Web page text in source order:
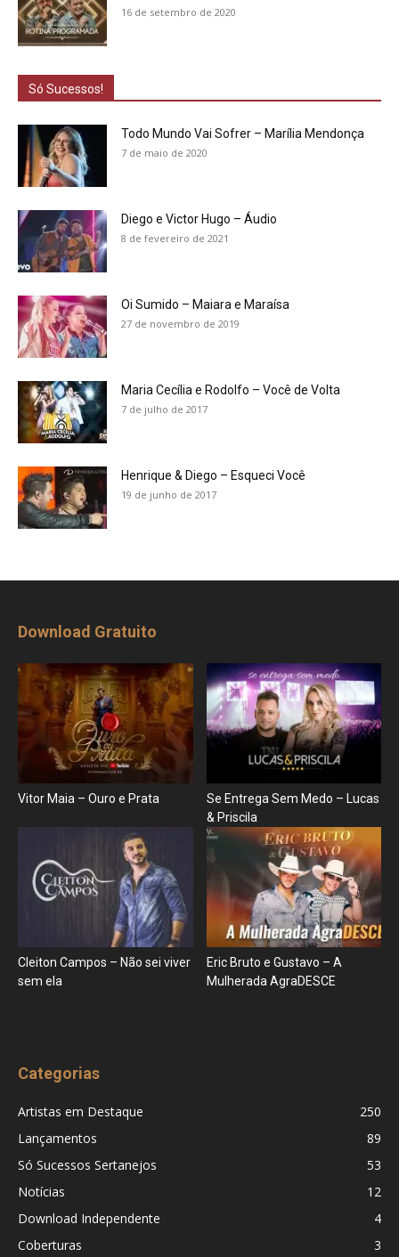
16 de setembro de 2020
Só Sucessos!
Todo Mundo Vai Sofrer – Marília Mendonça
7 de maio de 2020
Diego e Victor Hugo – Áudio
8 de fevereiro de 2021
Oi Sumido – Maiara e Maraísa
27 de novembro de 2019
Maria Cecília e Rodolfo – Você de Volta
7 de julho de 2017
Henrique & Diego – Esqueci Você
19 de junho de 2017
Download Gratuito
Vitor Maia – Ouro e Prata
Se Entrega Sem Medo – Lucas
& Priscila
Cleiton Campos – Não sei viver
sem ela
Eric Bruto e Gustavo – A
Mulherada AgraDESCE
Categorias
Artistas em Destaque
250
Lançamentos
89
Só Sucessos Sertanejos
53
Notícias
12
Download Independente
4
Coberturas
3